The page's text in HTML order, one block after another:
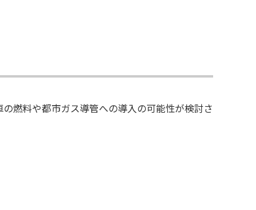
燃料や都市ガス導管への導入の可能性が検討さ